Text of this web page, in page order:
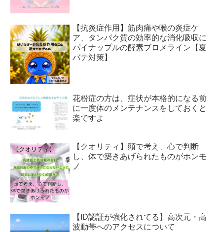
【抗炎症作用】筋肉痛や喉の炎症ケ
ア、タンパク質の効率的な消化吸収に
パイナップルの酵素ブロメライン【夏
バテ対策】
花粉症の方は、症状が本格的になる前
に一度体のメンテナンスをしておくと
楽ですよ
【クオリティ】頭で考え、心で判断
し、体で築きあげられたものがホンモ
ノ
【ID認証が強化されてる】高次元・高
波動帯へのアクセスについて